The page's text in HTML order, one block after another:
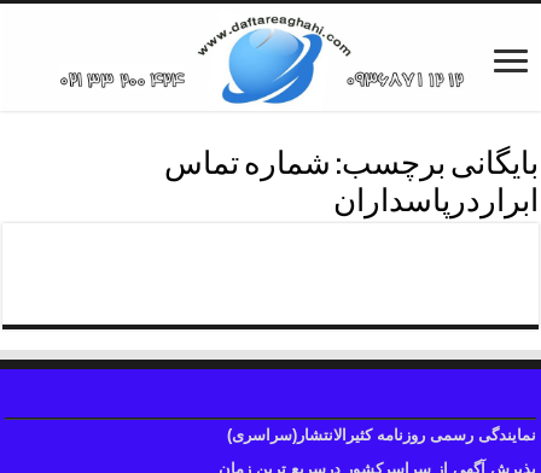
بایگانی برچسب: شماره تماس
ابراردرپاسداران
نمایندگی رسمی روزنامه کثیرالانتشار(سراسری)
پذیرش آگهی از سراسرکشور درسریع ترین زمان